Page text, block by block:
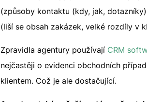
(způsoby kontaktu (kdy, jak,
(liší se obsah zakázek, velké rozdíly v
Zpravidla agentury používají CRM
nejčastěji o evidenci obchodních
klientem. Což je ale dostačující.